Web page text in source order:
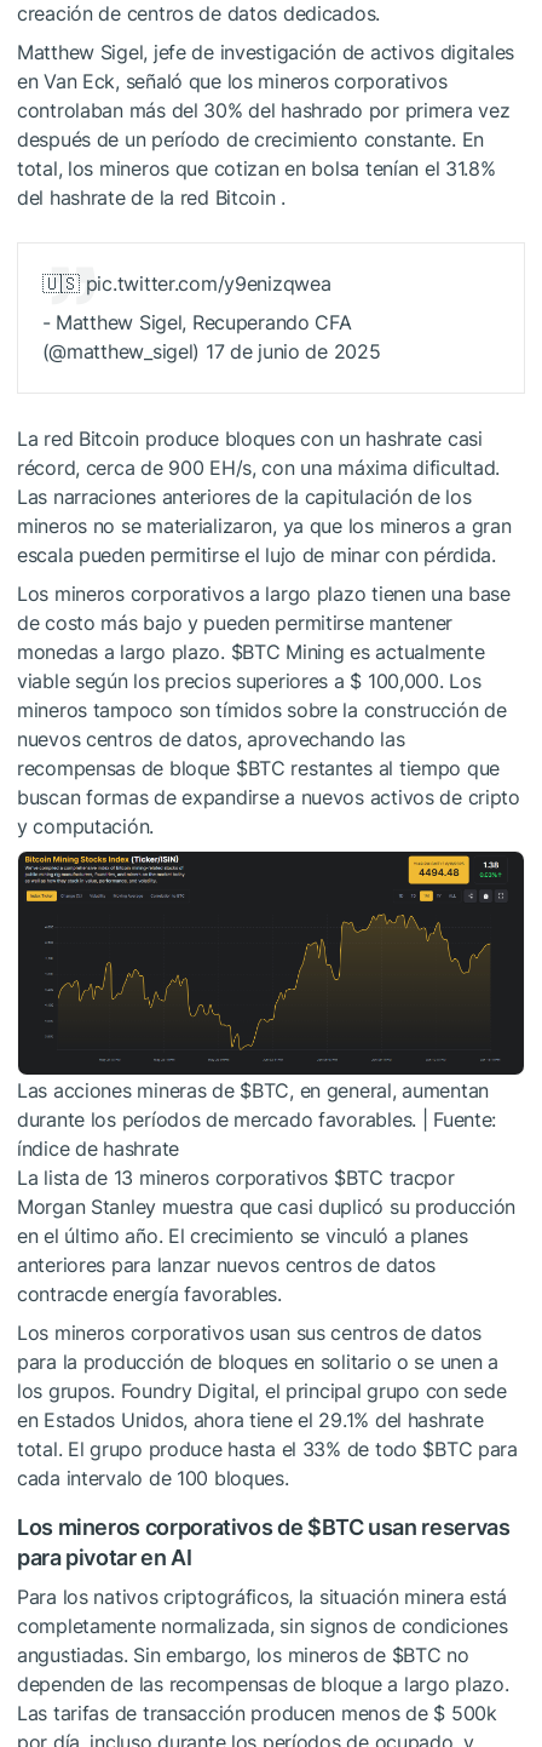
creación de centros de datos dedicados.
Matthew Sigel, jefe de investigación de activos digitales
en Van Eck, señaló que los mineros corporativos
controlaban más del 30% del hashrado por primera vez
después de un período de crecimiento constante. En
total, los mineros que cotizan en bolsa tenían el 31.8%
del hashrate de la red Bitcoin .
🇺🇸 pic.twitter.com/y9enizqwea
- Matthew Sigel, Recuperando CFA
(@matthew_sigel) 17 de junio de 2025
La red Bitcoin produce bloques con un hashrate casi
récord, cerca de 900 EH/s, con una máxima dificultad.
Las narraciones anteriores de la capitulación de los
mineros no se materializaron, ya que los mineros a gran
escala pueden permitirse el lujo de minar con pérdida.
Los mineros corporativos a largo plazo tienen una base
de costo más bajo y pueden permitirse mantener
monedas a largo plazo. $BTC Mining es actualmente
viable según los precios superiores a $ 100,000. Los
mineros tampoco son tímidos sobre la construcción de
nuevos centros de datos, aprovechando las
recompensas de bloque $BTC restantes al tiempo que
buscan formas de expandirse a nuevos activos de cripto
y computación.
Las acciones mineras de $BTC, en general, aumentan
durante los períodos de mercado favorables. | Fuente:
índice de hashrate
La lista de 13 mineros corporativos $BTC tracpor
Morgan Stanley muestra que casi duplicó su producción
en el último año. El crecimiento se vinculó a planes
anteriores para lanzar nuevos centros de datos
contracde energía favorables.
Los mineros corporativos usan sus centros de datos
para la producción de bloques en solitario o se unen a
los grupos. Foundry Digital, el principal grupo con sede
en Estados Unidos, ahora tiene el 29.1% del hashrate
total. El grupo produce hasta el 33% de todo $BTC para
cada intervalo de 100 bloques.
Los mineros corporativos de $BTCusan reservas
para pivotar en AI
Para los nativos criptográficos, la situación minera está
completamente normalizada, sin signos de condiciones
angustiadas. Sin embargo, los mineros de $BTC no
dependen de las recompensas de bloque a largo plazo.
Las tarifas de transacción producen menos de $ 500k
por día, incluso durante los períodos de ocupado, y